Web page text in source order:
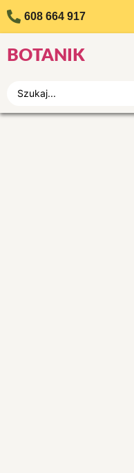
608 664 917
BOTANIK